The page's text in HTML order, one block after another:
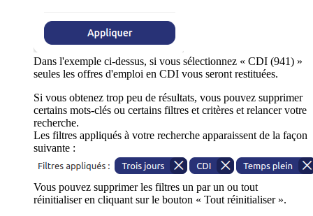
Dans l'exemple ci-dessus, si vous sélectionnez « CDI (941) »
seules les offres d'emploi en CDI vous seront restituées.
Si vous obtenez trop peu de résultats, vous pouvez supprimer
certains mots-clés ou certains filtres et critères et relancer votre
recherche.
Les filtres appliqués à votre recherche apparaissent de la façon
suivante :
Vous pouvez supprimer les filtres un par un ou tout
réinitialiser en cliquant sur le bouton « Tout réinitialiser ».